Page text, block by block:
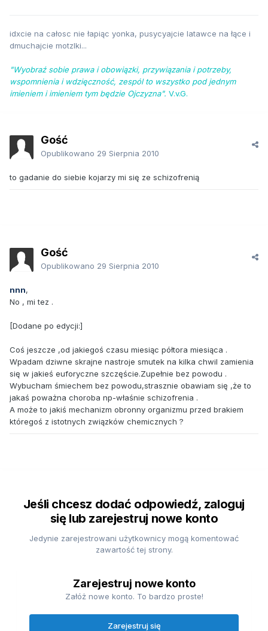
idxcie na całosc nie łapiąc yonka, pusycyajcie latawce na łące i
dmuchajcie motzlki...
"Wyobraź sobie prawa i obowiązki, przywiązania i potrzeby,
wspomnienia i wdzięczność, zespól to wszystko pod jednym
imieniem i imieniem tym będzie Ojczyzna". V.v.G.
Gość
Opublikowano 29 Sierpnia 2010
to gadanie do siebie kojarzy mi się ze schizofrenią
Gość
Opublikowano 29 Sierpnia 2010
nnn,
No , mi tez .
[Dodane po edycji:]
Coś jeszcze ,od jakiegoś czasu miesiąc półtora miesiąca .
Wpadam dziwne skrajne nastroje smutek na kilka chwil zamienia
się w jakieś euforyczne szczęście.Zupełnie bez powodu .
Wybucham śmiechem bez powodu,strasznie obawiam się ,że to
jakaś poważna choroba np-właśnie schizofrenia .
A może to jakiś mechanizm obronny organizmu przed brakiem
któregoś z istotnych związków chemicznych ?
Jeśli chcesz dodać odpowiedź, zaloguj
się lub zarejestruj nowe konto
Jedynie zarejestrowani użytkownicy mogą komentować
zawartość tej strony.
Zarejestruj nowe konto
Załóż nowe konto. To bardzo proste!
Zarejestruj się